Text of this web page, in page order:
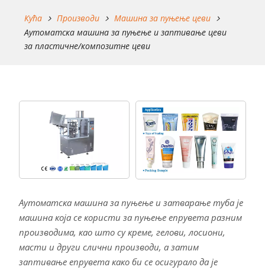
Кућа Производи
Машина за пуњење цеви
Аутоматска машина за пуњење и заптивање цеви
за пластичне/композитне цеви
Аутоматска машина за пуњење и затварање туба је
машина која се користи за пуњење епрувета разним
производима, као што су креме, гелови, лосиони,
масти и други слични производи, а затим
заптивање епрувета како би се осигурало да је